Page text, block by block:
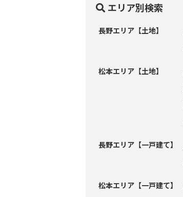
エリア別検索
長野エリア【土地】
松本エリア【土地】
長野エリア【一戸建て】
松本エリア【一戸建て】